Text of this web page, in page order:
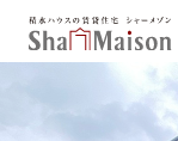
新着メール設定